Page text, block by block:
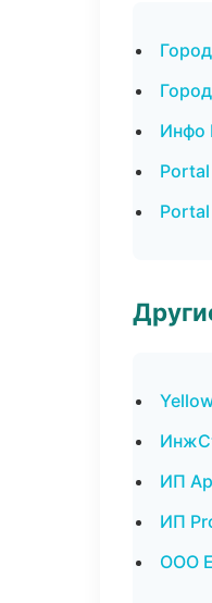
Инфо
ИП
ИП
ООО